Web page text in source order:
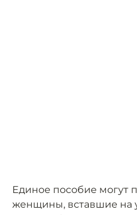
Единое пособие могут
женщины, вставшие на